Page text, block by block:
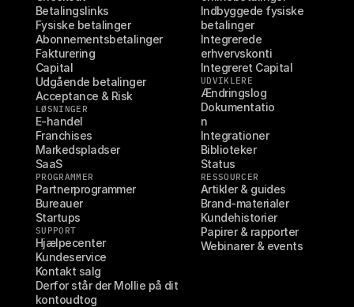
Betalingslinks
Fysiske betalinger
Abonnementsbetalinger
Fakturering
Capital
Udgående betalinger
Acceptance & Risk
LØSNINGER
E-handel
Franchises
Markedspladser
SaaS
PROGRAMMER
Partnerprogrammer
Bureauer
Startups
SUPPORT
Hjælpecenter
Kundeservice
Kontakt salg
Derfor står der Mollie på dit
kontoudtog
Indbyggede fysiske
betalinger
Integrerede
erhvervskonti
Integreret Capital
UDVIKLERE
Ændringslog
Dokumentatio
n
Integrationer
Biblioteker
Status
RESSOURCER
Artikler & guides
Brand-materialer
Kundehistorier
Papirer & rapporter
Webinarer & events